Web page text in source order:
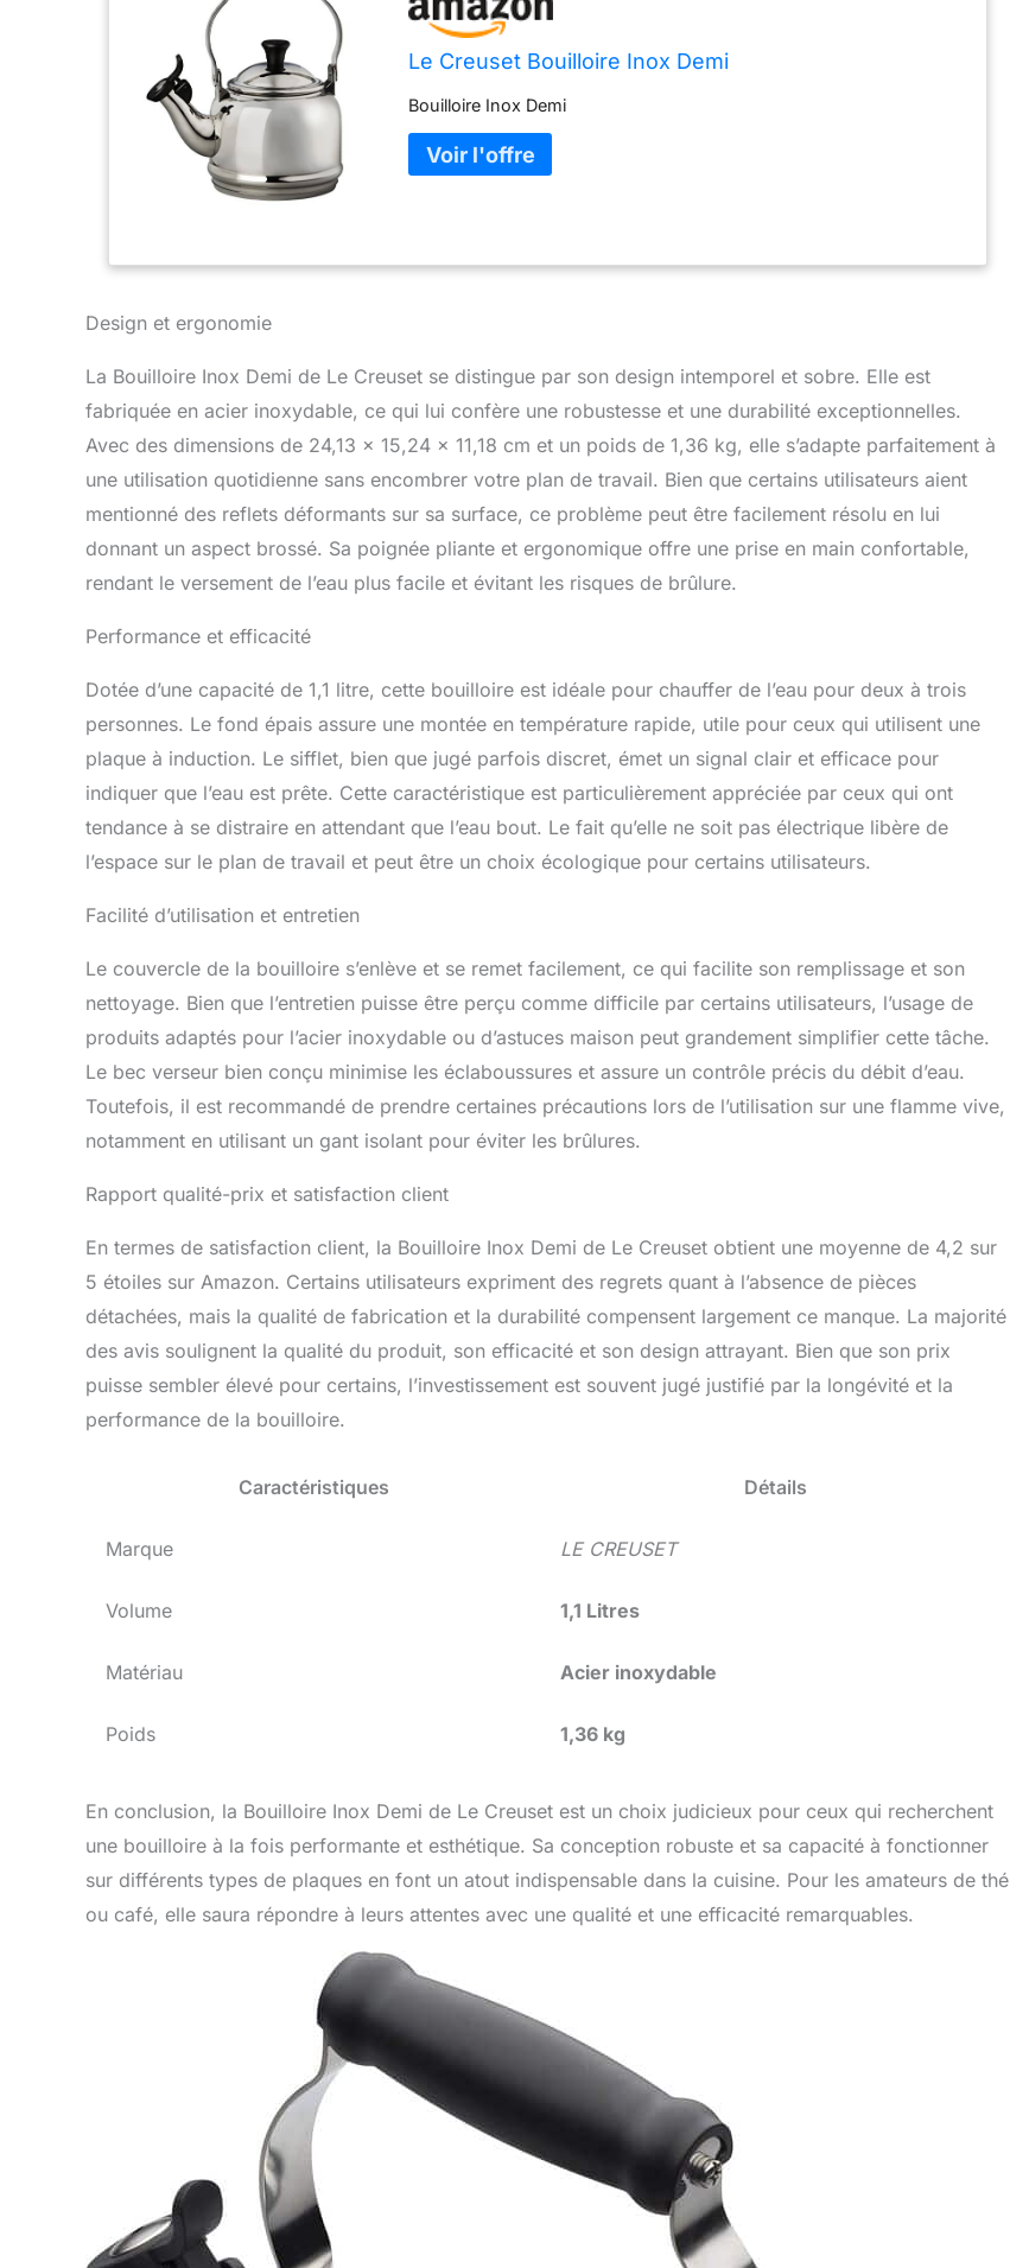
Le Creuset Bouilloire Inox Demi
Bouilloire Inox Demi
Design et ergonomie
La Bouilloire Inox Demi de Le Creuset se distingue par son design intemporel et sobre. Elle est
fabriquée en acier inoxydable, ce qui lui confère une robustesse et une durabilité exceptionnelles.
Avec des dimensions de 24,13 x 15,24 x 11,18 cm et un poids de 1,36 kg, elle s’adapte parfaitement à
une utilisation quotidienne sans encombrer votre plan de travail. Bien que certains utilisateurs aient
mentionné des reflets déformants sur sa surface, ce problème peut être facilement résolu en lui
donnant un aspect brossé. Sa poignée pliante et ergonomique offre une prise en main confortable,
rendant le versement de l’eau plus facile et évitant les risques de brûlure.
Performance et efficacité
Dotée d’une capacité de 1,1 litre, cette bouilloire est idéale pour chauffer de l’eau pour deux à trois
personnes. Le fond épais assure une montée en température rapide, utile pour ceux qui utilisent une
plaque à induction. Le sifflet, bien que jugé parfois discret, émet un signal clair et efficace pour
indiquer que l’eau est prête. Cette caractéristique est particulièrement appréciée par ceux qui ont
tendance à se distraire en attendant que l’eau bout. Le fait qu’elle ne soit pas électrique libère de
l’espace sur le plan de travail et peut être un choix écologique pour certains utilisateurs.
Facilité d’utilisation et entretien
Le couvercle de la bouilloire s’enlève et se remet facilement, ce qui facilite son remplissage et son
nettoyage. Bien que l’entretien puisse être perçu comme difficile par certains utilisateurs, l’usage de
produits adaptés pour l’acier inoxydable ou d’astuces maison peut grandement simplifier cette tâche.
Le bec verseur bien conçu minimise les éclaboussures et assure un contrôle précis du débit d’eau.
Toutefois, il est recommandé de prendre certaines précautions lors de l’utilisation sur une flamme vive,
notamment en utilisant un gant isolant pour éviter les brûlures.
Rapport qualité-prix et satisfaction client
En termes de satisfaction client, la Bouilloire Inox Demi de Le Creuset obtient une moyenne de 4,2 sur
5 étoiles sur Amazon. Certains utilisateurs expriment des regrets quant à l’absence de pièces
détachées, mais la qualité de fabrication et la durabilité compensent largement ce manque. La majorité
des avis soulignent la qualité du produit, son efficacité et son design attrayant. Bien que son prix
puisse sembler élevé pour certains, l’investissement est souvent jugé justifié par la longévité et la
performance de la bouilloire.
Caractéristiques Détails
Marque LE CREUSET
Volume 1,1 Litres
Matériau Acier inoxydable
Poids 1,36 kg
En conclusion, la Bouilloire Inox Demi de Le Creuset est un choix judicieux pour ceux qui recherchent
une bouilloire à la fois performante et esthétique. Sa conception robuste et sa capacité à fonctionner
sur différents types de plaques en font un atout indispensable dans la cuisine. Pour les amateurs de thé
ou café, elle saura répondre à leurs attentes avec une qualité et une efficacité remarquables.